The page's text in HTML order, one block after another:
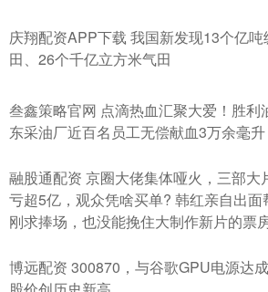
庆翔配资APP下载 我国新发现13个亿吨
田、26个千亿立方米气田
叁鑫策略官网 点滴热血汇聚大爱！胜利
东采油厂近百名员工无偿献血3万余毫升
融股通配资 京圈大佬集体哑火，三部大
亏超5亿，观众凭啥买单? 韩红亲自出面
刚求捧场，也没能挽住大制作新片的票
博远配资 300870，与谷歌GPU电源达成